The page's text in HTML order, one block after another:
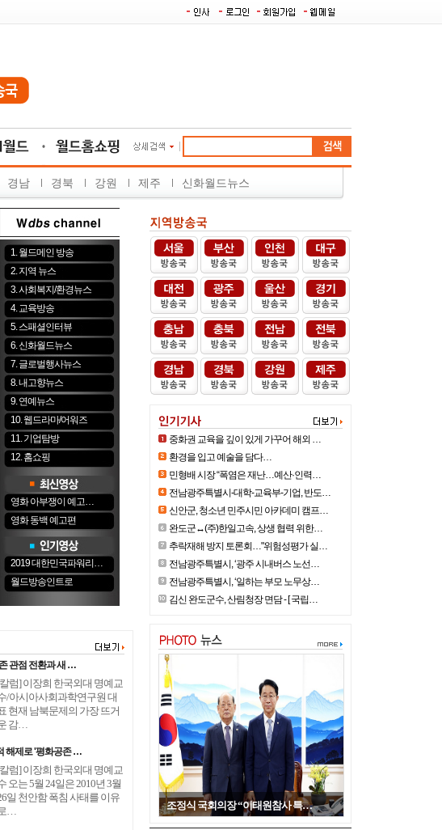
경남 경북 강원 제주 신화월드뉴스
1. 월드메인 방송
2. 지역 뉴스
3. 사회복지/환경뉴스
4. 교육방송
5. 스패셜인터뷰
6. 신화월드뉴스
7. 글로벌행사뉴스
8. 내고향뉴스
9. 연예뉴스
10. 웹드라마/어워즈
11. 기업탐방
12. 홈쇼핑
영화 아부쟁이 예고…
영화 동백 예고편
2019 대한민국파워리…
월드방송인트로
관점 전환과 새 …
럼] 이장희 한국외대 명예교
/아시아사회과학연구원 대
현재 남북문제의 가장 뜨거
감…
해제로 '평화공존 …
럼] 이장희 한국외대 명예교
오는 5월 24일은 2010년 3월
일 천안함 폭침 사태를 이유
…
중화권 교육을 깊이 있게 가꾸어 해외 …
환경을 입고 예술을 담다…
민형배 시장 “폭염은 재난…예산·인력…
전남광주특별시-대학-교육부-기업, 반도…
신안군, 청소년 민주시민 아카데미 캠프…
완도군↔(주)한일고속, 상생 협력 위한…
추락재해 방지 토론회…"위험성평가 실…
전남광주특별시, ‘광주 시내버스 노선…
전남광주특별시, ‘일하는 부모 노무상…
김신 완도군수, 산림청장 면담 - [ 국립…
조정식 국회의장 “이태원참사 특…